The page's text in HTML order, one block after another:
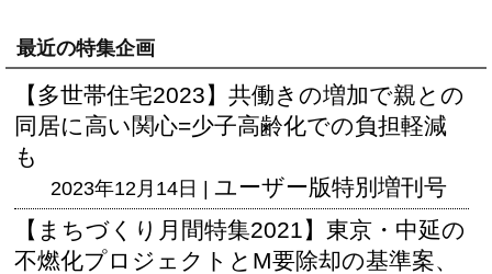
最近の特集企画
【多世帯住宅2023】共働きの増加で親との
同居に高い関心=少子高齢化での負担軽減
も
2023年12月14日 | ユーザー版特別増刊号
【まちづくり月間特集2021】東京・中延の
不燃化プロジェクトとM要除却の基準案、